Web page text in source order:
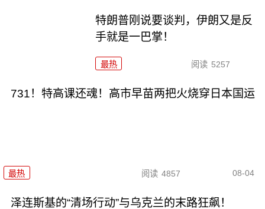
特朗普刚说要谈判，伊朗又是反
手就是一巴掌！
最热 阅读 5257
731！特高课还魂！高市早苗两把火烧穿日本国运
最热 阅读 4857 08-04
泽连斯基的“清场行动”与乌克兰的末路狂飙！